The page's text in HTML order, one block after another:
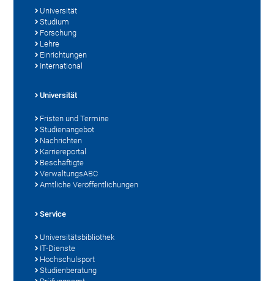
Universität
Studium
Forschung
Lehre
Einrichtungen
International
Universität
Fristen und Termine
Studienangebot
Nachrichten
Karriereportal
Beschäftigte
VerwaltungsABC
Amtliche Veröffentlichungen
Service
Universitätsbibliothek
IT-Dienste
Hochschulsport
Studienberatung